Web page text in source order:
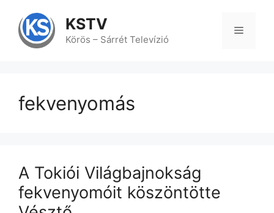
tartalomba
KSTV
Körös – Sárrét Televízió
Menü
fekvenyomás
A Tokiói Világbajnokság
fekvenyomóit köszöntötte